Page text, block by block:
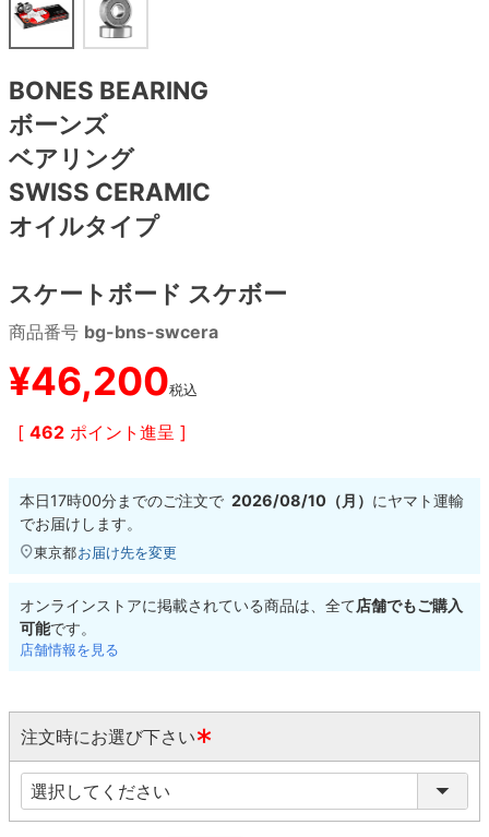
BONES BEARING
ボーンズ
ベアリング
SWISS CERAMIC
オイルタイプ
スケートボード スケボー
商品番号 bg-bns-swcera
¥46,200税込
[ 462 ポイント進呈 ]
本日17時00分までのご注文で 2026/08/10（月） にヤマト運輸
でお届けします。
東京都お届け先を変更
オンラインストアに掲載されている商品は、全て店舗でもご購入
可能です。
店舗情報を見る
注文時にお選び下さい
(
須
8.4inch
8.5inch
8.6inch
8.7inch
8.9inch
9.0inch以上
シェイプデッキ
8.5inch
8.6inch
8.7inch
8.8inch
9.0inch以上
64mm
65mm
70mm
72mm
110mm
スケートケース・バッグ
メディア（雑誌・DVD・CD）
27.5cm
28cm
28.5cm
29cm
30cm
ソックス
アンダーウエア
サイズの測り方